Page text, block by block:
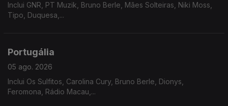
Inclui GNR, PT Muzik, Bruno Berle, Mães Solteiras, Niki Moss,
Tipo, Duquesa,...
Portugália
05 ago. 2026
Inclui Os Sulfitos, Carolina Cury, Bruno Berle, Dionys,
Feromona, Rádio Macau,...